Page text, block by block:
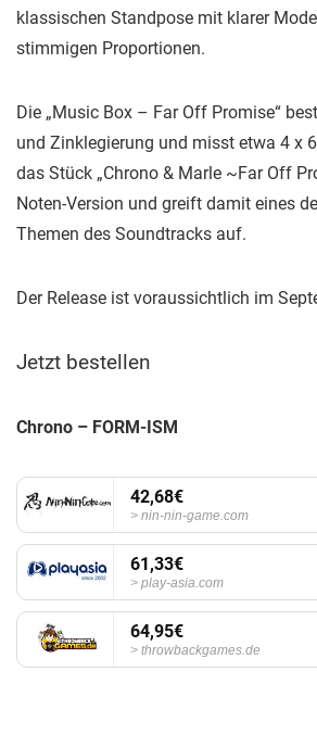
klassischen Standpose mit klarer
stimmigen Proportionen.
Die „Music Box – Far Off Promise“
und Zinklegierung und misst etwa 4 x
das Stück „Chrono & Marle ~Far Off
Noten-Version und greift damit eines
Themen des Soundtracks auf.
Der Release ist voraussichtlich im
Jetzt bestellen
Chrono – FORM-ISM
42,68€
nin-nin-game.com
61,33€
play-asia.com
64,95€
throwbackgames.de